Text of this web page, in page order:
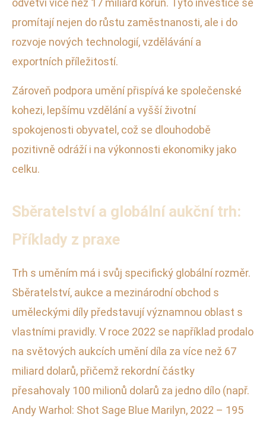
promítají nejen do růstu zaměstnanosti, ale i do
rozvoje nových technologií, vzdělávání a
exportních příležitostí.
Zároveň podpora umění přispívá ke společenské
kohezi, lepšímu vzdělání a vyšší životní
spokojenosti obyvatel, což se dlouhodobě
pozitivně odráží i na výkonnosti ekonomiky jako
celku.
Sběratelství a globální aukční trh:
Příklady z praxe
Trh s uměním má i svůj specifický globální rozměr.
Sběratelství, aukce a mezinárodní obchod s
uměleckými díly představují významnou oblast s
vlastními pravidly. V roce 2022 se například prodalo
na světových aukcích umění díla za více než 67
miliard dolarů, přičemž rekordní částky
přesahovaly 100 milionů dolarů za jedno dílo (např.
Andy Warhol: Shot Sage Blue Marilyn, 2022 – 195